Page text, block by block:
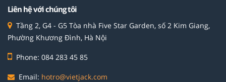
Liên hệ với chúng tôi
Tầng 2, G4 - G5 Tòa nhà Five Star Garden, số 2 Kim Giang,
Phường Khương Đình, Hà Nội
Phone: 084 283 45 85
Email: hotro@vietjack.com